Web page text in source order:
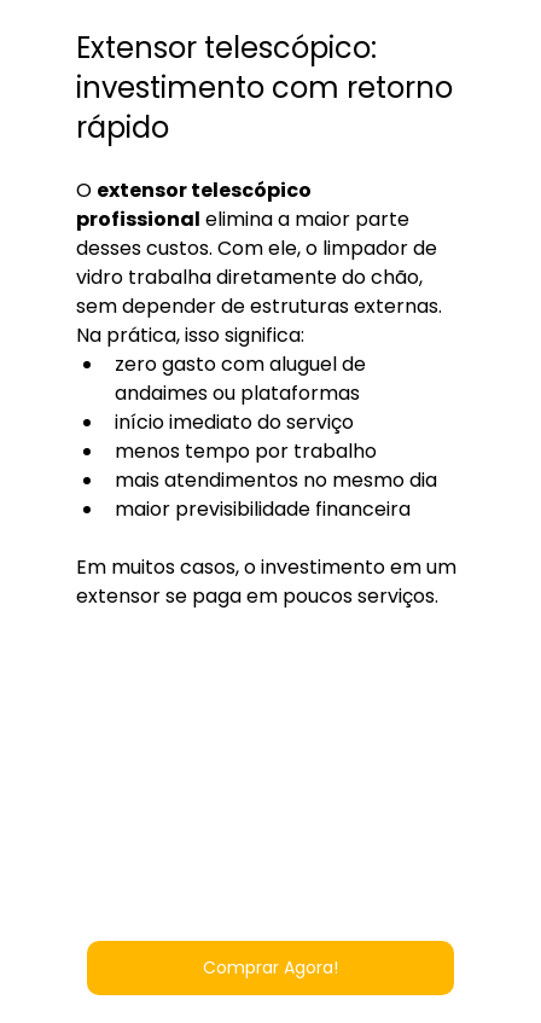
Extensor telescópico:
investimento com retorno
rápido
O extensor telescópico
profissional elimina a maior parte
desses custos. Com ele, o limpador de
vidro trabalha diretamente do chão,
sem depender de estruturas externas.
Na prática, isso significa:
zero gasto com aluguel de
andaimes ou plataformas
início imediato do serviço
menos tempo por trabalho
mais atendimentos no mesmo dia
maior previsibilidade financeira
Em muitos casos, o investimento em um
extensor se paga em poucos serviços.
Comprar Agora!